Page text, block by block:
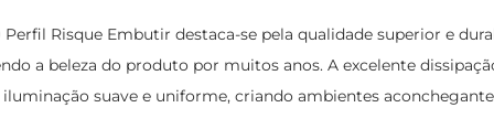
Perfil Risque Embutir destaca-se pela qualidade superior e
a beleza do produto por muitos anos. A excelente
suave e uniforme, criando ambientes